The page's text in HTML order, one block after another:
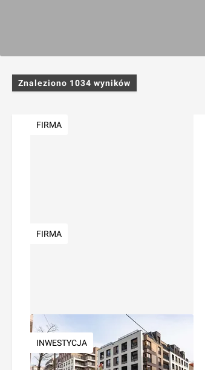
Znaleziono 1034 wyników
FIRMA
FIRMA
INWESTYCJA